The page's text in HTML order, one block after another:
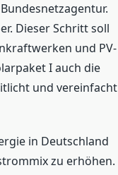
Dieser Schritt soll
und PV-
I auch die
und vereinfacht
in Deutschland
zu erhöhen.